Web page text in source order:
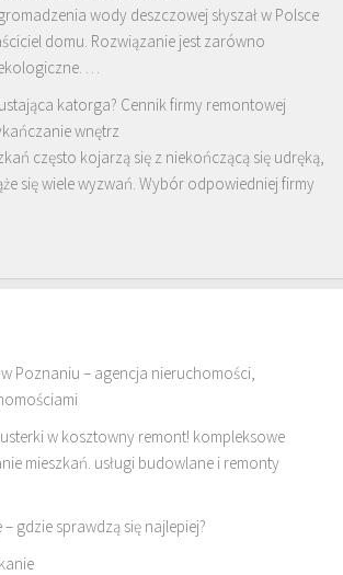
wody deszczowej słyszał w Polsce
domu. Rozwiązanie jest zarówno
…
katorga? Cennik firmy remontowej
wnętrz
często kojarzą się z niekończącą się udręką,
się wiele wyzwań. Wybór odpowiedniej firmy
Poznaniu – agencja nieruchomości,
w kosztowny remont! kompleksowe
mieszkań. usługi budowlane i remonty
gdzie sprawdzą się najlepiej?